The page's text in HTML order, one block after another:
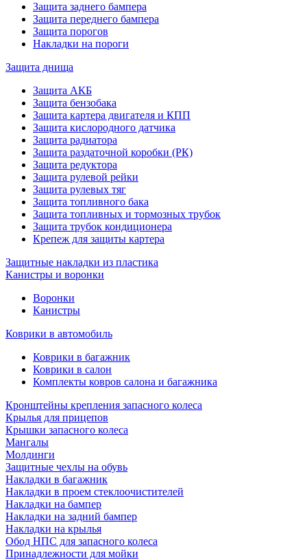
Защита заднего бампера
Защита переднего бампера
Защита порогов
Накладки на пороги
Защита днища
Защита АКБ
Защита бензобака
Защита картера двигателя и КПП
Защита кислородного датчика
Защита радиатора
Защита раздаточной коробки (РК)
Защита редуктора
Защита рулевой рейки
Защита рулевых тяг
Защита топливного бака
Защита топливных и тормозных трубок
Защита трубок кондиционера
Крепеж для защиты картера
Защитные накладки из пластика
Канистры и воронки
Воронки
Канистры
Коврики в автомобиль
Коврики в багажник
Коврики в салон
Комплекты ковров салона и багажника
Кронштейны крепления запасного колеса
Крылья для прицепов
Крышки запасного колеса
Мангалы
Молдинги
Защитные чехлы на обувь
Накладки в багажник
Накладки в проем стеклоочистителей
Накладки на бампер
Накладки на задний бампер
Накладки на крылья
Обод НПС для запасного колеса
Принадлежности для мойки